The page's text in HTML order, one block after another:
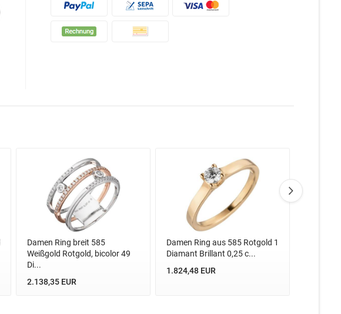
Damen Ring breit 585
Weißgold Rotgold, bicolor 49
Di...
2.138,35 EUR
Damen Ring aus 585 Rotgold 1
Diamant Brillant 0,25 c...
1.824,48 EUR